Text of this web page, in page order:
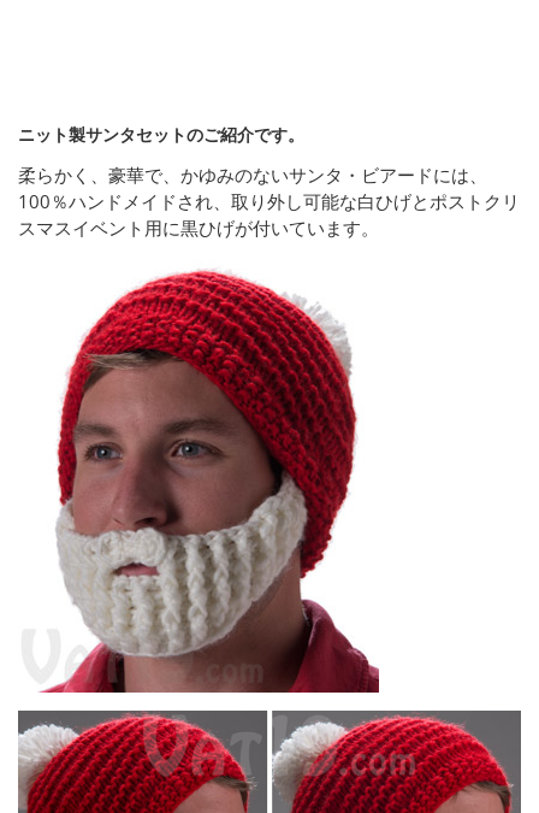
ニット製サンタセットのご紹介です。
柔らかく、豪華で、かゆみのないサンタ・ビアードには、
100％ハンドメイドされ、取り外し可能な白ひげとポストクリ
スマスイベント用に黒ひげが付いています。